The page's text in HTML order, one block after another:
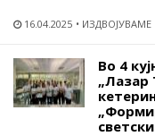
16.04.2025 ИЗДВОЈУВАМЕ
Во 4
„Лазар